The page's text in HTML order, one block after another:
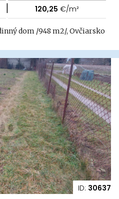
| 120,25 €/m²
dom /948 m2/, Ovčiarsko
ID: 30637